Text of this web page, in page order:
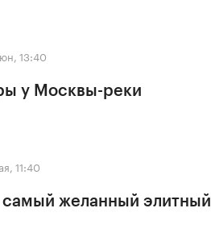
13:40
у Москвы-реки
11:40
желанный элитный